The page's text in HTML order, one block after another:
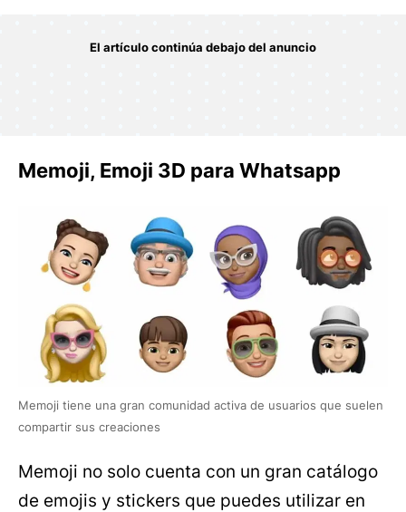
Memoji, Emoji 3D para Whatsapp
Memoji tiene una gran comunidad activa de usuarios que suelen
compartir sus creaciones
Memoji no solo cuenta con un gran catálogo
de emojis y stickers que puedes utilizar en